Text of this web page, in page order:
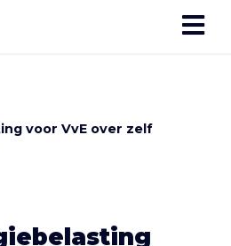
voor VvE over zelf